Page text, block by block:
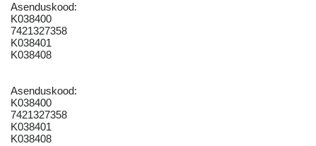
Asenduskood:
K038400
7421327358
K038401
K038408
Asenduskood:
K038400
7421327358
K038401
K038408